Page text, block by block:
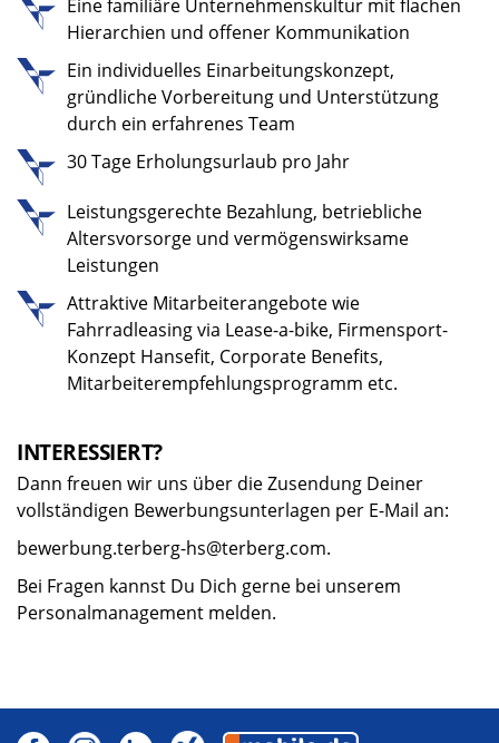
Eine familiäre Unternehmenskultur mit flachen
Hierarchien und offener Kommunikation
Ein individuelles Einarbeitungskonzept,
gründliche Vorbereitung und Unterstützung
durch ein erfahrenes Team
30 Tage Erholungsurlaub pro Jahr
Leistungsgerechte Bezahlung, betriebliche
Altersvorsorge und vermögenswirksame
Leistungen
Attraktive Mitarbeiterangebote wie
Fahrradleasing via Lease-a-bike, Firmensport-
Konzept Hansefit, Corporate Benefits,
Mitarbeiterempfehlungsprogramm etc.
INTERESSIERT?
Dann freuen wir uns über die Zusendung Deiner
vollständigen Bewerbungsunterlagen per E-Mail an:
bewerbung.terberg-hs@terberg.com.
Bei Fragen kannst Du Dich gerne bei unserem
Personalmanagement melden.